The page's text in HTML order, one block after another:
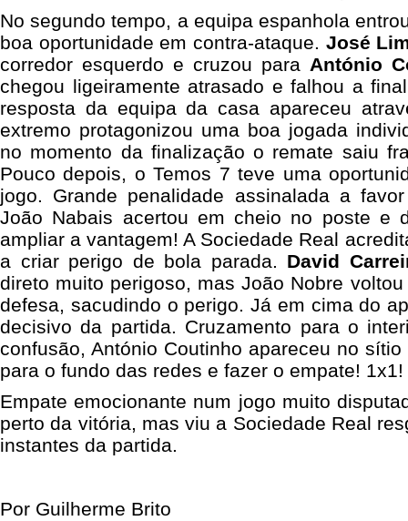
No segundo tempo, a equipa espanhola
boa oportunidade em contra-ataque. José
corredor esquerdo e cruzou para António
chegou ligeiramente atrasado e falhou a
resposta da equipa da casa apareceu
extremo protagonizou uma boa jogada
no momento da finalização o remate saiu
Pouco depois, o Temos 7 teve uma
jogo. Grande penalidade assinalada a
João Nabais acertou em cheio no poste e
ampliar a vantagem! A Sociedade Real
a criar perigo de bola parada. David
direto muito perigoso, mas João Nobre
defesa, sacudindo o perigo. Já em cima do
decisivo da partida. Cruzamento para o
confusão, António Coutinho apareceu no
para o fundo das redes e fazer o empate! 1x1!
Empate emocionante num jogo muito
perto da vitória, mas viu a Sociedade Real
instantes da partida.
Por Guilherme Brito